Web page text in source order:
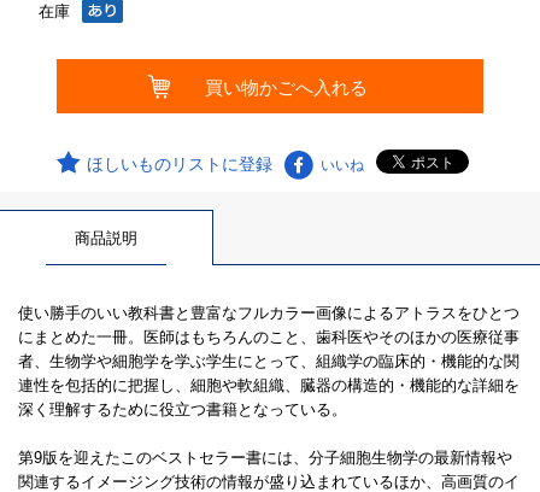
在庫
ほしいものリストに登録 いいね
商品説明
使い勝手のいい教科書と豊富なフルカラー画像によるアトラスをひとつ
にまとめた一冊。医師はもちろんのこと、歯科医やそのほかの医療従事
者、生物学や細胞学を学ぶ学生にとって、組織学の臨床的・機能的な関
連性を包括的に把握し、細胞や軟組織、臓器の構造的・機能的な詳細を
深く理解するために役立つ書籍となっている。
第9版を迎えたこのベストセラー書には、分子細胞生物学の最新情報や
関連するイメージング技術の情報が盛り込まれているほか、高画質のイ